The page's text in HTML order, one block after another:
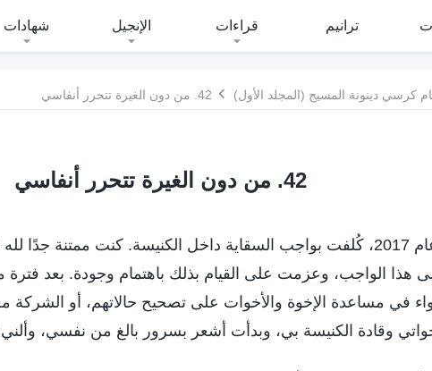
ترانيم قراءات الإنجيل شهادات
كرسي دينونة المسيح (المجلد الأول) 42. من دون الغيرة تتحرر أنفاسي
42. من دون الغيرة تتحرر أنفاسي
في يناير عام 2017، كُلفت بواجب السقاية داخل الكنيسة. كنت ممتنة
هذا الواجب، وعزمت على القيام بذلك باهتمام وجودة. بعد
سواء في مساعدة الإخوة والأخوات على تصحيح حالاتهم، أو الشركة
وقادة الكنيسة بي، وبدأت أشعر بسرور بالغ من نفسي،